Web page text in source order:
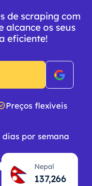
de scraping com
alcance os seus
eficiente!
Preços flexíveis
por semana
Nepal
137,267